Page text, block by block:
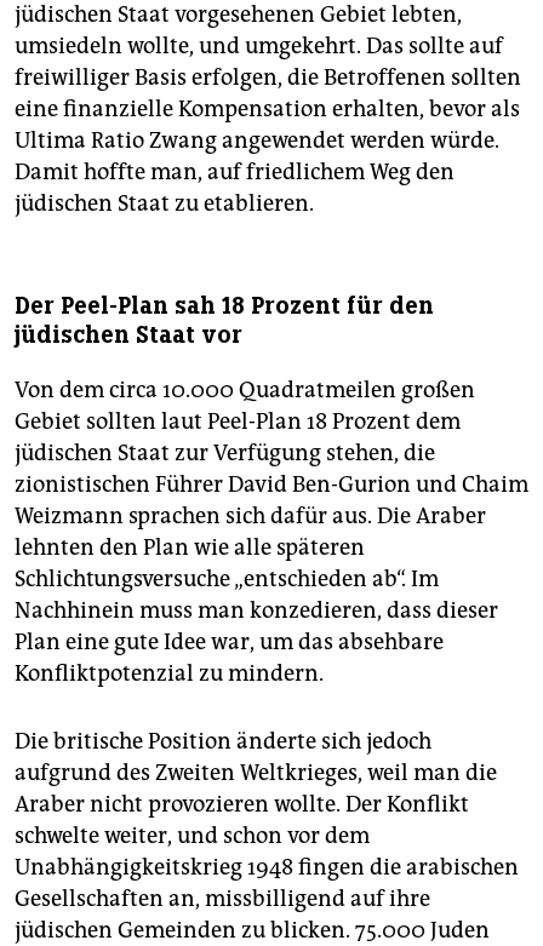
jüdischen Staat vorgesehenen Gebiet lebten,
umsiedeln wollte, und umgekehrt. Das sollte auf
freiwilliger Basis erfolgen, die Betroffenen sollten
eine finanzielle Kompensation erhalten, bevor als
Ultima Ratio Zwang angewendet werden würde.
Damit hoffte man, auf friedlichem Weg den
jüdischen Staat zu etablieren.
Der Peel-Plan sah 18 Prozent für den
jüdischen Staat vor
Von dem circa 10.000 Quadratmeilen großen
Gebiet sollten laut Peel-Plan 18 Prozent dem
jüdischen Staat zur Verfügung stehen, die
zionistischen Führer David Ben-Gurion und Chaim
Weizmann sprachen sich dafür aus. Die Araber
lehnten den Plan wie alle späteren
Schlichtungsversuche „entschieden ab“. Im
Nachhinein muss man konzedieren, dass dieser
Plan eine gute Idee war, um das absehbare
Konfliktpotenzial zu mindern.
Die britische Position änderte sich jedoch
aufgrund des Zweiten Weltkrieges, weil man die
Araber nicht provozieren wollte. Der Konflikt
schwelte weiter, und schon vor dem
Unabhängigkeitskrieg 1948 fingen die arabischen
Gesellschaften an, missbilligend auf ihre
jüdischen Gemeinden zu blicken. 75.000 Juden